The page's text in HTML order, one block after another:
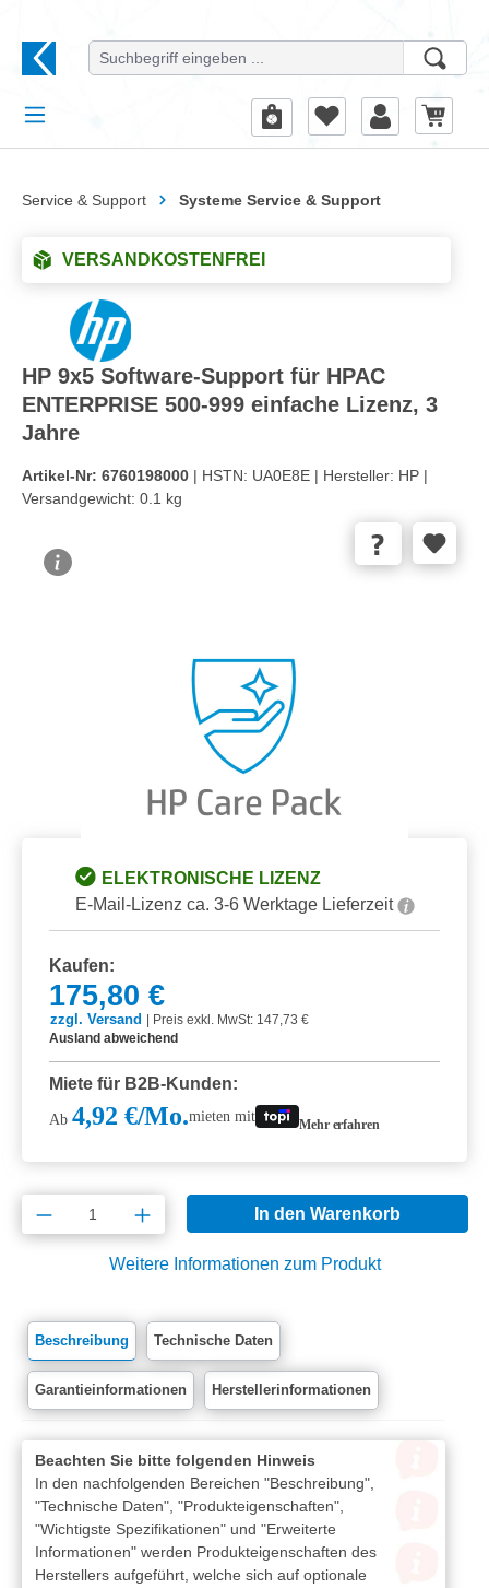
Service & Support Systeme Service & Support
VERSANDKOSTENFREI
HP 9x5 Software-Support für HPAC
ENTERPRISE 500-999 einfache Lizenz, 3
Jahre
Artikel-Nr: 6760198000 | HSTN: UA0E8E | Hersteller: HP |
Versandgewicht: 0.1 kg
ELEKTRONISCHE LIZENZ
E-Mail-Lizenz ca. 3-6 Werktage Lieferzeit
Kaufen:
175,80 €
zzgl. Versand
Preis exkl. MwSt: 147,73 €
Ausland abweichend
Miete für B2B-Kunden:
Ab 4,92 €/Mo.mieten mit Mehr erfahren
Produkt Anzahl: Gib den gewünschten
In den Warenkorb
Weitere Informationen zum Produkt
Beschreibung Technische Daten
Garantieinformationen Herstellerinformationen
Beachten Sie bitte folgenden Hinweis
In den nachfolgenden Bereichen "Beschreibung",
"Technische Daten", "Produkteigenschaften",
"Wichtigste Spezifikationen" und "Erweiterte
Informationen" werden Produkteigenschaften des
Herstellers aufgeführt, welche sich auf optionale